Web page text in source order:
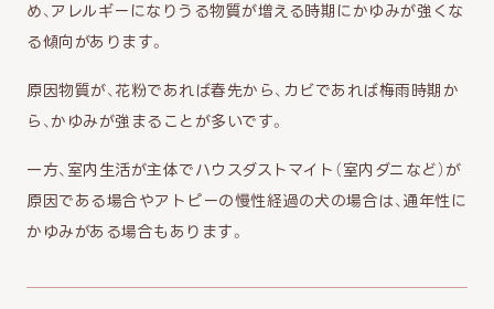
め、アレルギーになりうる物質が増える時期にかゆみが強くな
る傾向があります。
原因物質が、花粉であれば春先から、カビであれば梅雨時期か
ら、かゆみが強まることが多いです。
一方、室内生活が主体でハウスダストマイト（室内ダニなど）が
原因である場合やアトピーの慢性経過の犬の場合は、通年性に
かゆみがある場合もあります。